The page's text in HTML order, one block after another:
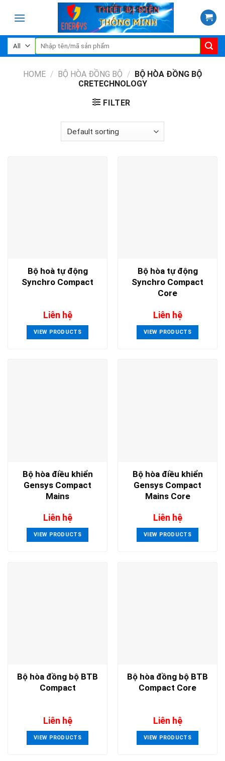
Search
for:
HOME / BỘ HÒA ĐỒNG BỘ / BỘ HÒA ĐỒNG BỘ
CRETECHNOLOGY
FILTER
Bộ hoà tự động
Synchro Compact
Liên hệ
VIEW PRODUCTS
Bộ hòa tự động
Synchro Compact
Core
Liên hệ
VIEW PRODUCTS
Bộ hòa điều khiển
Gensys Compact
Mains
Liên hệ
VIEW PRODUCTS
Bộ hòa điều khiển
Gensys Compact
Mains Core
Liên hệ
VIEW PRODUCTS
Bộ hòa đồng bộ BTB
Compact
Liên hệ
VIEW PRODUCTS
Bộ hòa đồng bộ BTB
Compact Core
Liên hệ
VIEW PRODUCTS